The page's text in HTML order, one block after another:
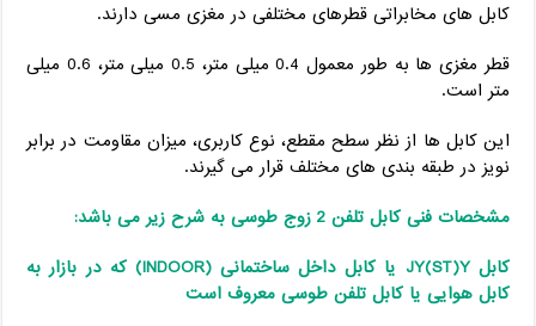
کابل های مخابراتی قطرهای مختلفی در مغزی مسی دارند.
قطر مغزی ها به طور معمول 0.4 میلی متر، 0.5 میلی متر، 0.6 میلی
متر است.
این کابل ها از نظر سطح مقطع، نوع کاربری، میزان مقاومت در برابر
نویز در طبقه بندی های مختلف قرار می گیرند.
مشخصات فنی کابل تلفن 2 زوج طوسی به شرح زیر می باشد:
کابلJY(ST)Y یا کابل داخل ساختمانی(INDOOR)
که در بازار به
کابل هوایی یا کابل تلفن طوسی معروف است